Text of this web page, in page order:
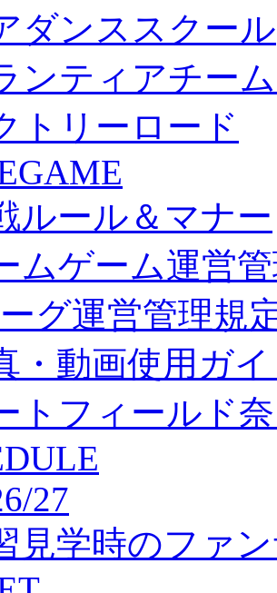
ダンススクール
ンティアチー
トリーロード
ルール＆マナー
ムゲーム運営
グ運営管理規
・動画使用ガ
トフィールド
27
見学時のファ